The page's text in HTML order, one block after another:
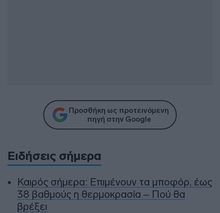
Προσθήκη ως προτεινόμενη
πηγή στην Google
Ειδήσεις σήμερα
Καιρός σήμερα: Επιμένουν τα μποφόρ, έως
38 βαθμούς η θερμοκρασία – Πού θα
βρέξει